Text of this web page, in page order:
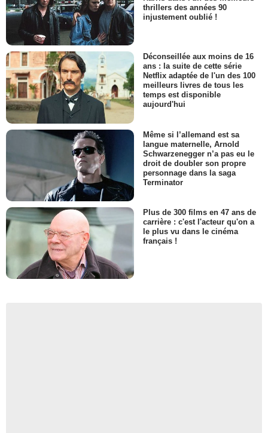
thrillers des années 90
injustement oublié !
Déconseillée aux moins de 16
ans : la suite de cette série
Netflix adaptée de l'un des 100
meilleurs livres de tous les
temps est disponible
aujourd'hui
Même si l’allemand est sa
langue maternelle, Arnold
Schwarzenegger n’a pas eu le
droit de doubler son propre
personnage dans la saga
Terminator
Plus de 300 films en 47 ans de
carrière : c'est l'acteur qu'on a
le plus vu dans le cinéma
français !